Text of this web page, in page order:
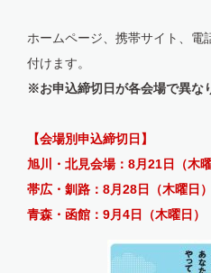
ホームページ、携帯サイト、電
付けます。
※お申込締切日が各会場で異な
【会場別申込締切日】
旭川・北見会場：8月21日（木曜
帯広・釧路：8月28日（木曜日）
青森・函館：9月4日（木曜日）